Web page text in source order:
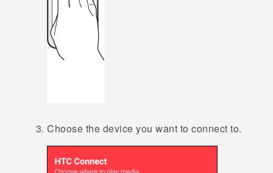
Choose the device you want to connect to.